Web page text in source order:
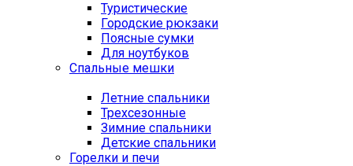
Туристические
Городские рюкзаки
Поясные сумки
Для ноутбуков
Спальные мешки
Летние спальники
Трехсезонные
Зимние спальники
Детские спальники
Горелки и печи